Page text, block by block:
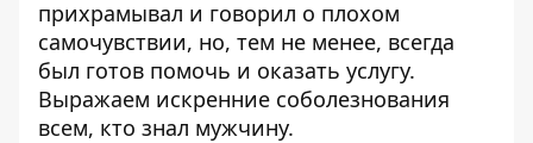
прихрамывал и говорил о плохом
самочувствии, но, тем не менее, всегда
был готов помочь и оказать услугу.
Выражаем искренние соболезнования
всем, кто знал мужчину.